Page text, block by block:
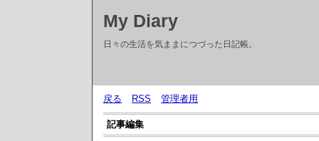
My Diary
日々の生活を気ままにつづった日記帳。
戻る RSS 管理者用
記事編集